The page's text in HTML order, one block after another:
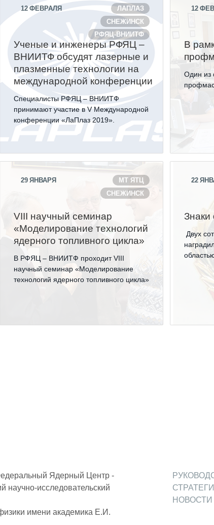
12 ФЕВРАЛЯ
ЛАПЛАЗ
СНЕЖИНСК
РФЯЦ-ВНИИТФ
Ученые и инженеры РФЯЦ –
ВНИИТФ обсудят лазерные и
плазменные технологии на
международной конференции
Специалисты РФЯЦ – ВНИИТФ
принимают участие в V Международной
конференции «ЛаПлаз 2019».
12
В
Один из
29 ЯНВАРЯ
МТ ЯТЦ
СНЕЖИНСК
VIII научный семинар
«Моделирование технологий
ядерного топливного цикла»
В РФЯЦ – ВНИИТФ проходит VIII
научный семинар «Моделирование
технологий ядерного топливного цикла»
22
Знаки
Двух
Ядерный Центр -
научно-исследовательский
имени академика Е.И.